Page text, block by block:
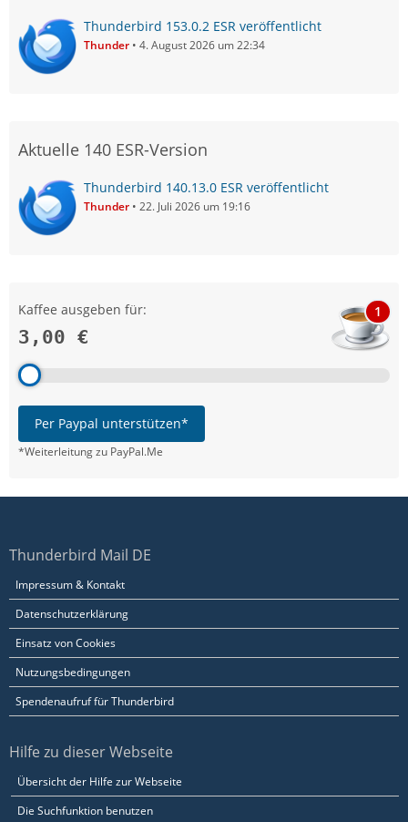
Thunderbird 153.0.2 ESR veröffentlicht
Thunder 4. August 2026 um 22:34
Aktuelle 140 ESR-Version
Thunderbird 140.13.0 ESR veröffentlicht
Thunder 22. Juli 2026 um 19:16
Kaffee ausgeben für:
3,00 €
1
Per Paypal unterstützen*
*Weiterleitung zu PayPal.Me
Thunderbird Mail DE
Impressum & Kontakt
Datenschutzerklärung
Einsatz von Cookies
Nutzungsbedingungen
Spendenaufruf für Thunderbird
Hilfe zu dieser Webseite
Übersicht der Hilfe zur Webseite
Die Suchfunktion benutzen